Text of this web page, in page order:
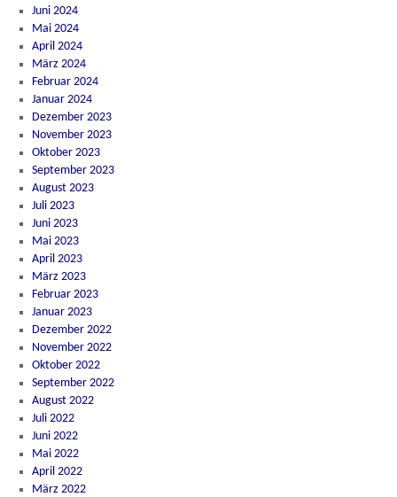
Juni 2024
Mai 2024
April 2024
März 2024
Februar 2024
Januar 2024
Dezember 2023
November 2023
Oktober 2023
September 2023
August 2023
Juli 2023
Juni 2023
Mai 2023
April 2023
März 2023
Februar 2023
Januar 2023
Dezember 2022
November 2022
Oktober 2022
September 2022
August 2022
Juli 2022
Juni 2022
Mai 2022
April 2022
März 2022